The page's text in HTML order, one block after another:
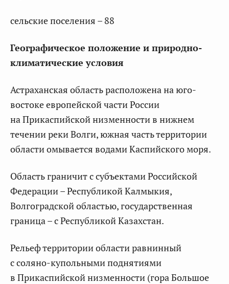
сельские поселения – 88
Географическое положение и природно-
климатические условия
Астраханская область расположена на юго-
востоке европейской части России
на Прикаспийской низменности в нижнем
течении реки Волги, южная часть территории
области омывается водами Каспийского моря.
Область граничит с субъектами Российской
Федерации – Республикой Калмыкия,
Волгоградской областью, государственная
граница – с Республикой Казахстан.
Рельеф территории области равнинный
с соляно-купольными поднятиями
в Прикаспийской низменности (гора Большое